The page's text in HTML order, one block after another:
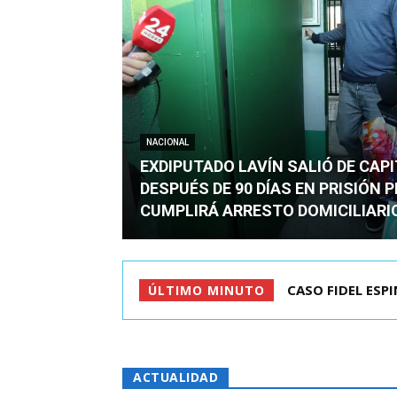
NACIONAL
EXDIPUTADO LAVÍN SALIÓ DE
DESPUÉS DE 90 DÍAS EN PRISIÓN
CUMPLIRÁ ARRESTO
ÚLTIMO MINUTO TC ADMITE A
ACTUALIDAD